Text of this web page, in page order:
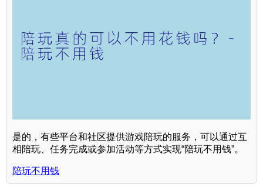
是的，有些平台和社区提供游戏陪玩的服务，可以通过互
相陪玩、任务完成或参加活动等方式实现“陪玩不用钱”。
陪玩不用钱